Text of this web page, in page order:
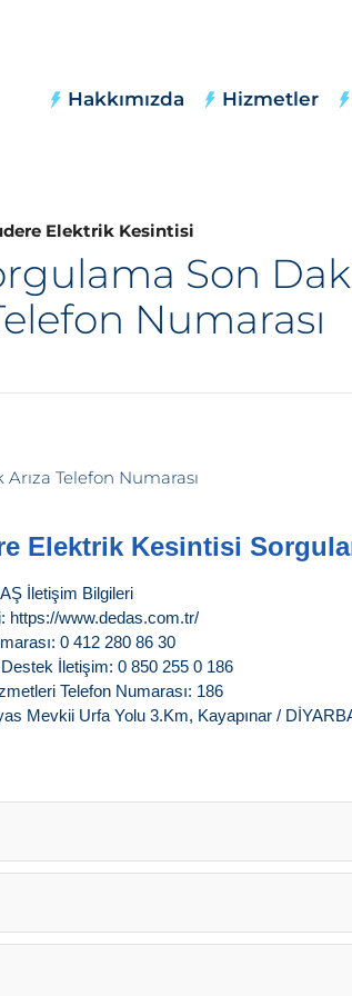
Hakkımızda Hizmetler
Elektrik Kesintisi
Son
Numarası
Elektrik Kesintisi
İletişim Bilgileri
https://www.dedas.com.tr/
0 412 280 86 30
İletişim: 0 850 255 0 186
Telefon Numarası: 186
Mevkii Urfa Yolu 3.Km, Kayapınar /